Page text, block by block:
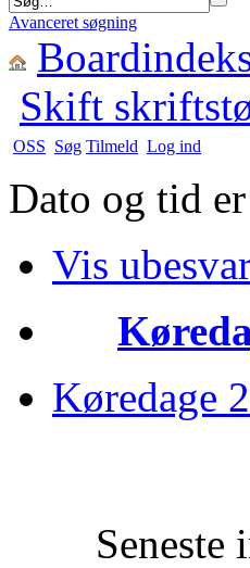
Avanceret søgning
Skift
OSS Søg Tilmeld Log ind
Dato og tid
Vis
Køredage